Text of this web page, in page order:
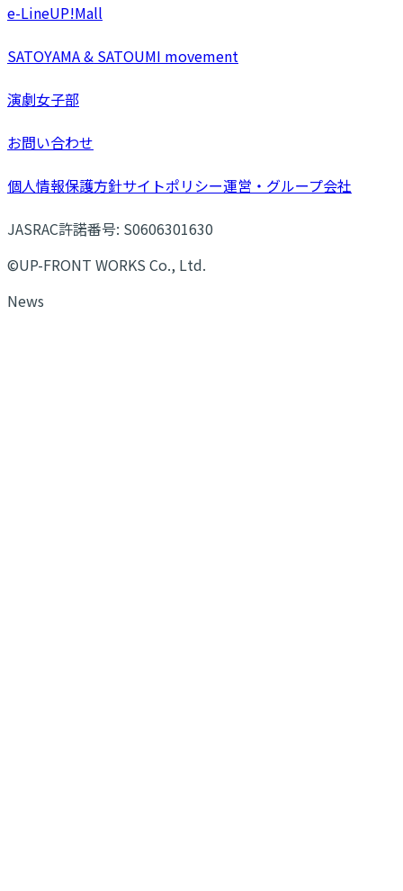
e-LineUP!Mall
SATOYAMA & SATOUMI movement
演劇女子部
お問い合わせ
個人情報保護方針サイトポリシー運営・グループ会社
JASRAC許諾番号: S0606301630
©UP-FRONT WORKS Co., Ltd.
News